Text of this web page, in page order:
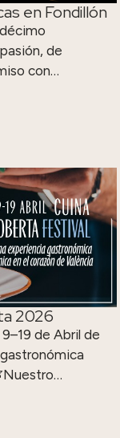
en Fondillón
de
con…
2026
de Abril de